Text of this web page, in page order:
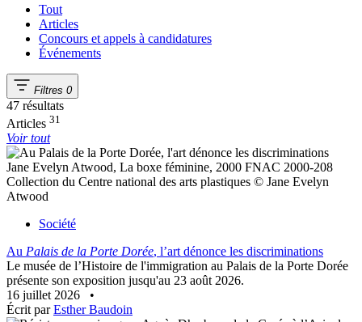
Tout
Articles
Concours et appels à candidatures
Événements
Filtres 0
47 résultats
Articles 31
Voir tout
Jane Evelyn Atwood, La boxe féminine, 2000 FNAC 2000-208
Collection du Centre national des arts plastiques © Jane Evelyn
Atwood
Société
Au Palais de la Porte Dorée, l’art dénonce les discriminations
Le musée de l’Histoire de l'immigration au Palais de la Porte Dorée
présente son exposition jusqu'au 23 août 2026.
16 juillet 2026
•
Écrit parEsther Baudoin